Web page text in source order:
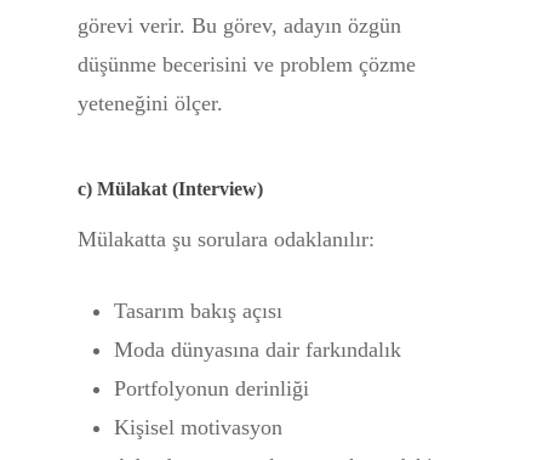
görevi verir. Bu görev, adayın özgün
düşünme becerisini ve problem çözme
yeteneğini ölçer.
c) Mülakat (Interview)
Mülakatta şu sorulara odaklanılır:
Tasarım bakış açısı
Moda dünyasına dair farkındalık
Portfolyonun derinliği
Kişisel motivasyon